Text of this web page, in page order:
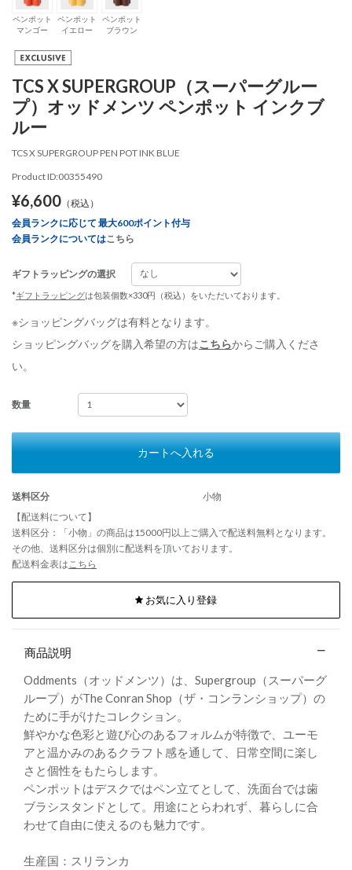
ペンポット
マンゴー
ペンポット
イエロー
ペンポット
ブラウン
TCS X SUPERGROUP（スーパーグルー
プ）オッドメンツ ペンポット インクブ
ルー
TCS X SUPERGROUP PEN POT INK BLUE
Product ID:00355490
¥6,600 （税込）
会員ランクに応じて 最大600ポイント付与
会員ランクについてはこちら
ギフトラッピングの選択
*ギフトラッピングは包装個数×330円（税込）をいただいております。
※ショッピングバッグは有料となります。
ショッピングバッグを購入希望の方はこちらからご購入くださ
い。
数量
カートへ入れる
送料区分
小物
【配送料について】
送料区分：「小物」の商品は15000円以上ご購入で配送料無料となります。
その他、送料区分は個別に配送料を頂いております。
配送料金表は こちら
お気に入り登録
商品説明
Oddments（オッドメンツ）は、Supergroup（スーパーグ
ループ）がThe Conran Shop（ザ・コンランショップ）の
ために手がけたコレクション。
鮮やかな色彩と遊び心のあるフォルムが特徴で、ユーモ
アと温かみのあるクラフト感を通して、日常空間に楽し
さと個性をもたらします。
ペンポットはデスクではペン立てとして、洗面台では歯
ブラシスタンドとして。用途にとらわれず、暮らしに合
わせて自由に使えるのも魅力です。
生産国：スリランカ